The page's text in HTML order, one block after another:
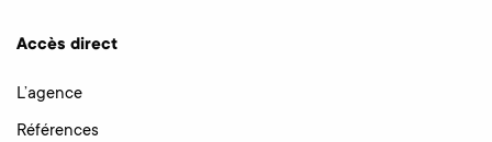
Accès direct
L’agence
Références